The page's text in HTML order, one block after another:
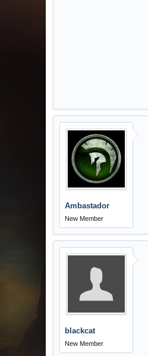
Ambastador
New Member
blackcat
New Member